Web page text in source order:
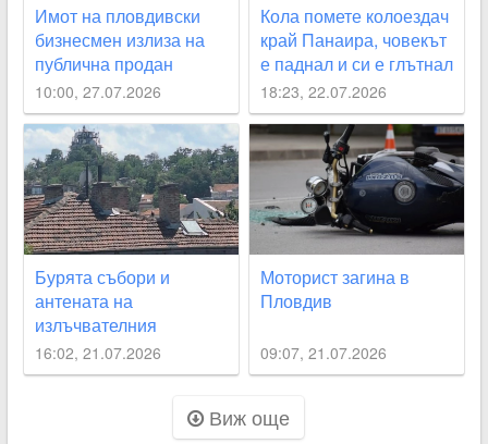
Имот на пловдивски
бизнесмен излиза на
публична продан
заради задължения
10:00, 27.07.2026
Кола помете колоездач
край Панаира, човекът
е паднал и си е глътнал
езика
18:23, 22.07.2026
Бурята събори и
антената на
излъчвателния
комплекс на Сахат
тепе
16:02, 21.07.2026
Моторист загина в
Пловдив
09:07, 21.07.2026
Виж още